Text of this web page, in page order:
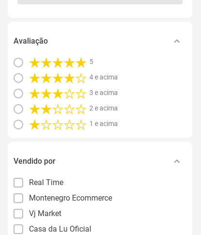
Avaliação
5
4 e acima
3 e acima
2 e acima
1 e acima
Vendido por
Real Time
Montenegro Ecommerce
Vj Market
Casa da Lu Oficial